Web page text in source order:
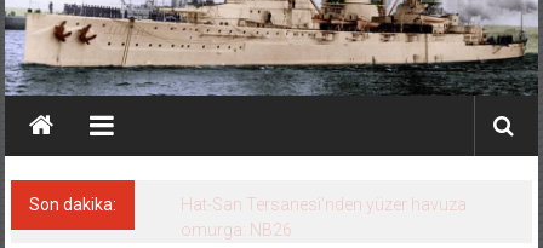
Son dakika:
Hat-San Tersanesi’nden yüzer havuza
omurga: NB26